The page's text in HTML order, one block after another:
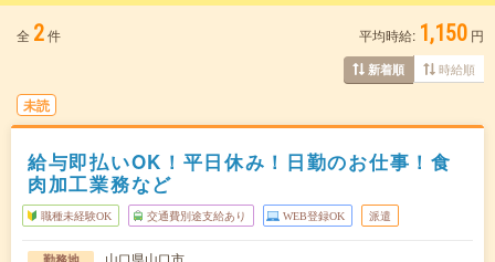
全 2件 平均時給: 1,150 円
新着順 時給順
未読
給与即払いOK！平日休み！日勤のお仕事！食
肉加工業務など
職種未経験OK 交通費別途支給あり WEB登録OK 派遣
山口県山口市